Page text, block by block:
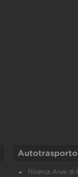
Autotrasporto
Ricerca Aree di